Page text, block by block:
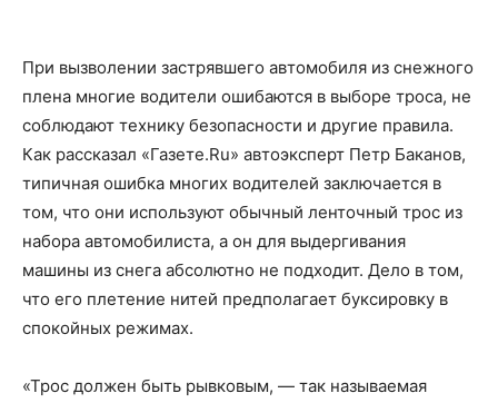
При вызволении застрявшего автомобиля из снежного
плена многие водители ошибаются в выборе троса, не
соблюдают технику безопасности и другие правила.
Как рассказал «Газете.Ru» автоэксперт Петр Баканов,
типичная ошибка многих водителей заключается в
том, что они используют обычный ленточный трос из
набора автомобилиста, а он для выдергивания
машины из снега абсолютно не подходит. Дело в том,
что его плетение нитей предполагает буксировку в
спокойных режимах.
«Трос должен быть рывковым, — так называемая